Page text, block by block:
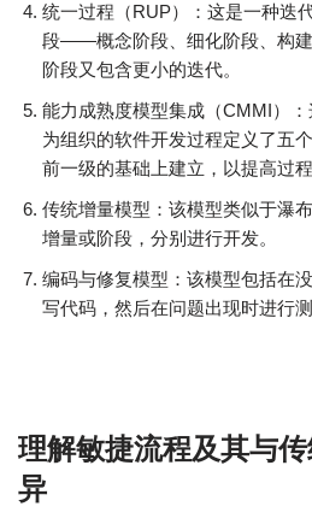
统一过程（RUP）：这是一种迭
段——概念阶段、细化阶段、构
阶段又包含更小的迭代。
能力成熟度模型集成（CMMI）：
为组织的软件开发过程定义了五
前一级的基础上建立，以提高过
传统增量模型：该模型类似于瀑
增量或阶段，分别进行开发。
编码与修复模型：该模型包括在
写代码，然后在问题出现时进行测
理解敏捷流程及其与
异